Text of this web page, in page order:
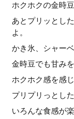
ホクホクの金時豆
あとプリッとし
よ。
かき氷、シャー
金時豆でも甘みを
ホクホク感を感じ
プリプリっとし
いろんな食感が